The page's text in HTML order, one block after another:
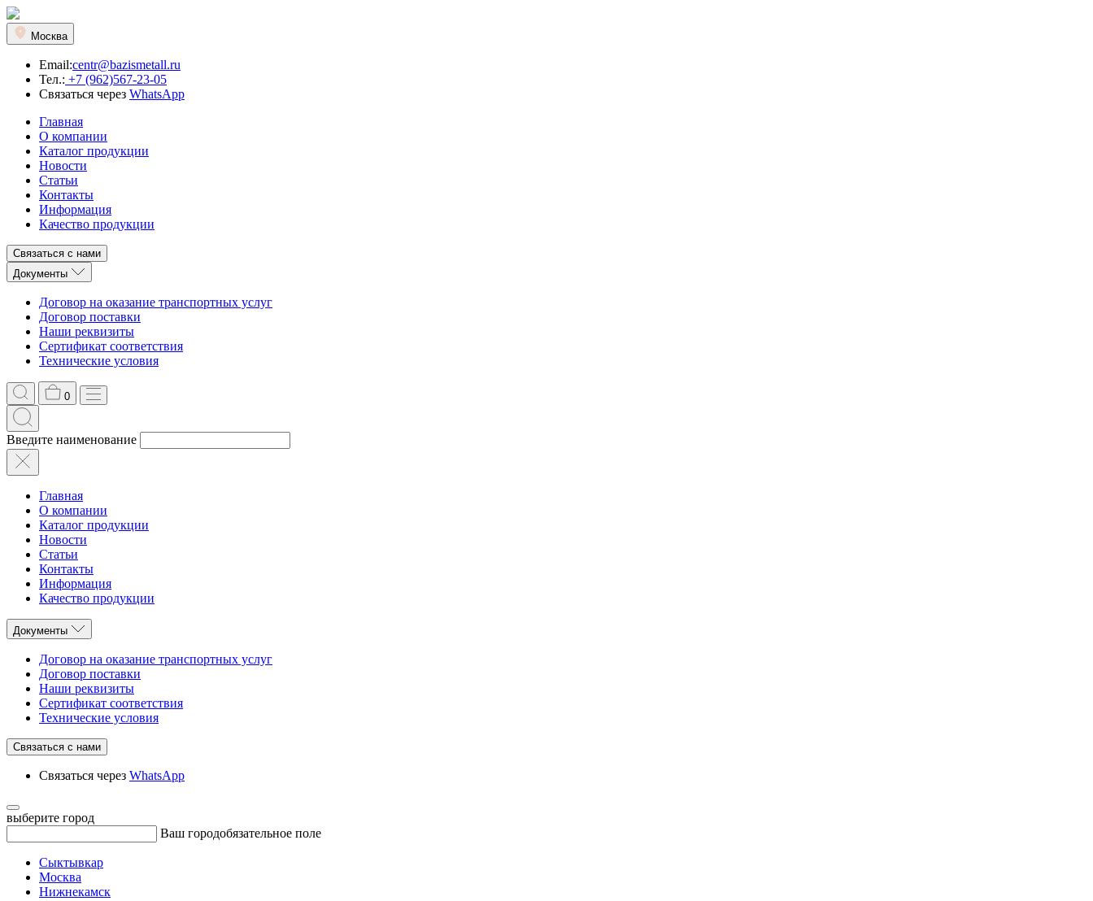
Москва
Email:centr@bazismetall.ru
Тел.: +7 (962)567-23-05
Связаться через WhatsApp
Главная
О компании
Каталог продукции
Новости
Статьи
Контакты
Информация
Качество продукции
Связаться с нами
Документы
Договор на оказание транспортных услуг
Договор поставки
Наши реквизиты
Сертификат соответствия
Технические условия
0
Введите наименование
Главная
О компании
Каталог продукции
Новости
Статьи
Контакты
Информация
Качество продукции
Документы
Договор на оказание транспортных услуг
Договор поставки
Наши реквизиты
Сертификат соответствия
Технические условия
Связаться с нами
Связаться через WhatsApp
выберите город
Ваш городобязательное поле
Сыктывкар
Москва
Нижнекамск